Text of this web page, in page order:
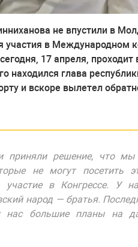
не впустили в
в Международном
17 апреля, проходит
находился глава
и вскоре вылетел
приняли решение, что мы
не могут посетить
в Конгрессе. У
народ — братья.
большие планы на